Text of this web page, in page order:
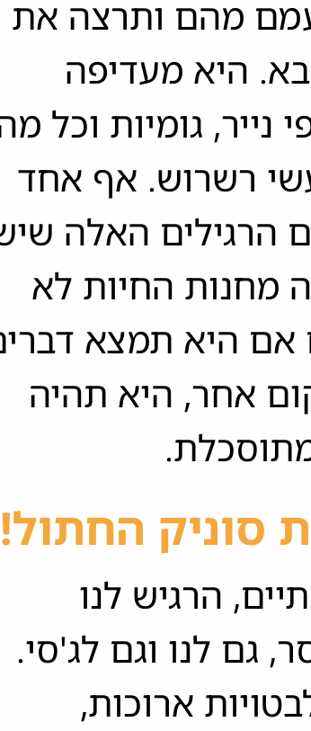
מהם ותרצה את
היא מעדיפה
נייר, גומיות וכל
רשרוש. אף אחד
הרגילים האלה
מחנות החיות לא
אם היא תמצא
אחר, היא תהיה
סוניק החתול!
הרגיש לנו
גם לנו וגם לג'סי.
ארוכות,